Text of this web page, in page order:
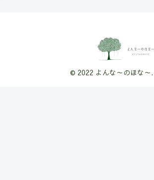
© 2022 よんな～のほな～.